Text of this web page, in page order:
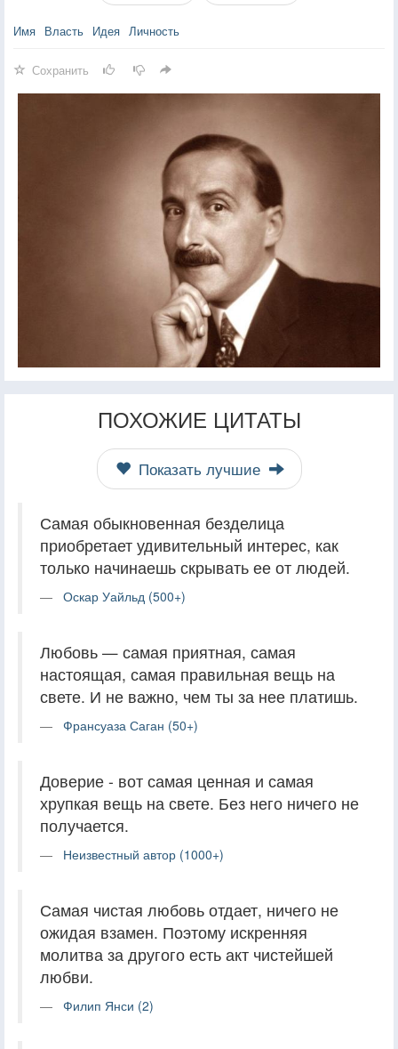
Имя Власть Идея Личность
Сохранить
ПОХОЖИЕ ЦИТАТЫ
Показать лучшие
Самая обыкновенная безделица
приобретает удивительный интерес, как
только начинаешь скрывать ее от людей.
Оскар Уайльд (500+)
Любовь — самая приятная, самая
настоящая, самая правильная вещь на
свете. И не важно, чем ты за нее платишь.
Франсуаза Саган (50+)
Доверие - вот самая ценная и самая
хрупкая вещь на свете. Без него ничего не
получается.
Неизвестный автор (1000+)
Самая чистая любовь отдает, ничего не
ожидая взамен. Поэтому искренняя
молитва за другого есть акт чистейшей
любви.
Филип Янси (2)